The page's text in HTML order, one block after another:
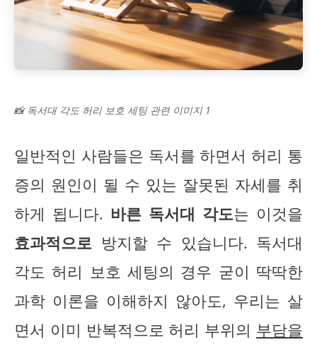
📸 독서대 각도 허리 보호 세팅 관련 이미지 1
일반적인 사람들은 독서를 하면서 허리 통
증의 원인이 될 수 있는 잘못된 자세를 취
하게 됩니다. 바른 독서대 각도는 이것을
효과적으로 방지할 수 있습니다. 독서대
각도 허리 보호 세팅의 경우 굳이 딱딱한
과학 이론을 이해하지 않아도, 우리는 살
면서 이미 반복적으로 허리 부위의 부담을